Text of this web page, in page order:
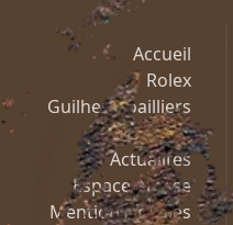
Accueil
Rolex
Guilhem Joailliers
Mashandy
Actualités
Espace presse
Mentions légales